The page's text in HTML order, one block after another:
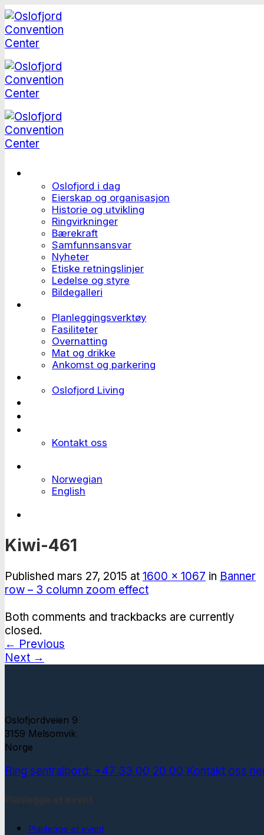
Skip
to
content
Oslofjord i dag
Eierskap og organisasjon
Historie og utvikling
Ringvirkninger
Bærekraft
Samfunnsansvar
Nyheter
Etiske retningslinjer
Ledelse og styre
Bildegalleri
Planleggingsverktøy
Fasiliteter
Overnatting
Mat og drikke
Ankomst og parkering
Oslofjord Living
Kontakt oss
Norwegian
English
Kiwi-461
Published mars 27, 2015 at 1600 × 1067 in Banner
row – 3 column zoom effect
Both comments and trackbacks are currently
closed.
← Previous
Next →
Oslofjordveien 9
3159 Melsomvik
Norge
Ring sentralbord: +47 33 00 20 00 Kontakt oss
Planlegge et event